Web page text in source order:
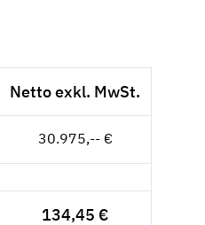
Netto exkl. MwSt.
30.975,-- €
134,45 €